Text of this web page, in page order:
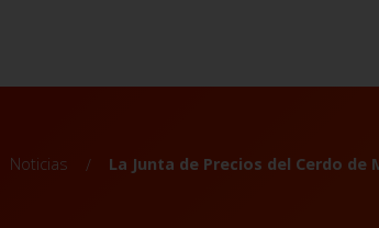
Noticias La Junta de Precios del Cerdo